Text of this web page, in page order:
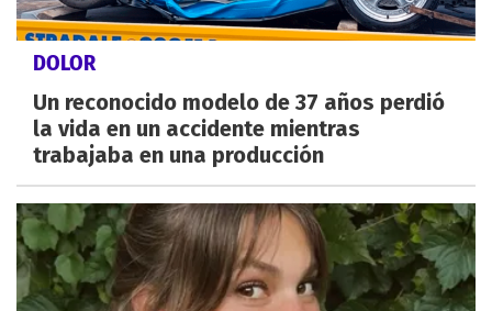
DOLOR
Un reconocido modelo de 37 años perdió
la vida en un accidente mientras
trabajaba en una producción